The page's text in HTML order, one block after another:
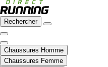
Rechercher
Chaussures Homme
Chaussures Femme